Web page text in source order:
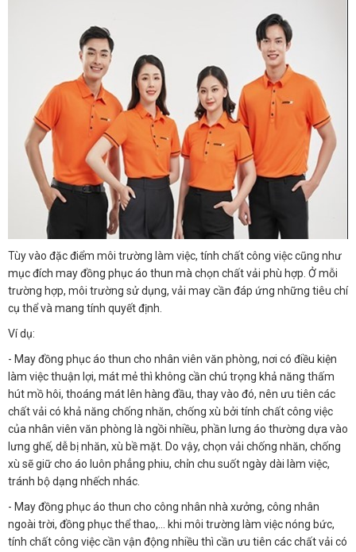
Tùy vào đặc điểm môi trường làm việc, tính chất công việc cũng như
mục đích may đồng phục áo thun mà chọn chất vải phù hợp. Ở mỗi
trường hợp, môi trường sử dụng, vải may cần đáp ứng những tiêu chí
cụ thể và mang tính quyết định.
Ví dụ:
- May đồng phục áo thun cho nhân viên văn phòng, nơi có điều kiện
làm việc thuận lợi, mát mẻ thì không cần chú trọng khả năng thấm
hút mồ hôi, thoáng mát lên hàng đầu, thay vào đó, nên ưu tiên các
chất vải có khả năng chống nhăn, chống xù bởi tính chất công việc
của nhân viên văn phòng là ngồi nhiều, phần lưng áo thường dựa vào
lưng ghế, dễ bị nhăn, xù bề mặt. Do vậy, chọn vải chống nhăn, chống
xù sẽ giữ cho áo luôn phẳng phiu, chỉn chu suốt ngày dài làm việc,
tránh bộ dạng nhếch nhác.
- May đồng phục áo thun cho công nhân nhà xưởng, công nhân
ngoài trời, đồng phục thể thao,… khi môi trường làm việc nóng bức,
tính chất công việc cần vận động nhiều thì cần ưu tiên các chất vải có